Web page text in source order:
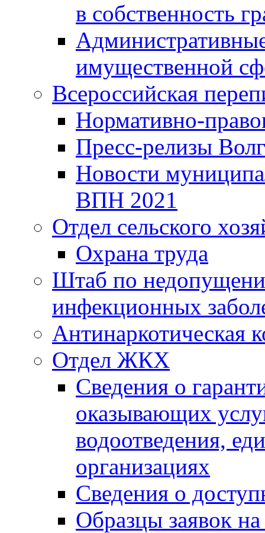
в собственность
имущественной
Всероссийская
Нормативно-
Пресс-релизы
Новости
ВПН 2021
Отдел сельского
Охрана труда
Штаб по
инфекционных
Антинаркотическая
Отдел ЖКХ
Сведения о
оказывающих
водоотведения,
организациях
Сведения о
Образцы заявок